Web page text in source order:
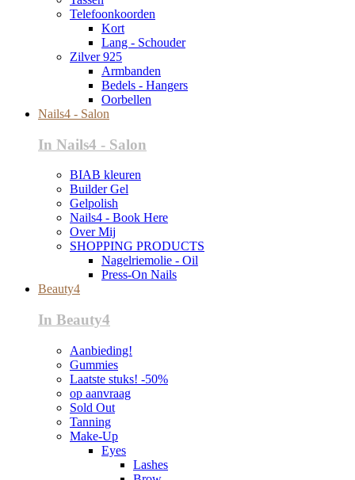
Telefoonkoorden
Kort
Lang - Schouder
Zilver 925
Armbanden
Bedels - Hangers
Oorbellen
Nails4 - Salon
In Nails4 - Salon
BIAB kleuren
Builder Gel
Gelpolish
Nails4 - Book Here
Over Mij
SHOPPING PRODUCTS
Nagelriemolie - Oil
Press-On Nails
Beauty4
In Beauty4
Aanbieding!
Gummies
Laatste stuks! -50%
op aanvraag
Sold Out
Tanning
Make-Up
Eyes
Lashes